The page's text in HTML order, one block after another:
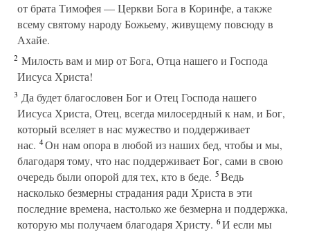
от брата Тимофея — Церкви Бога в Коринфе, а также
всему святому народу Божьему, живущему повсюду в
Ахайе.
2 Милость вам и мир от Бога, Отца нашего и Господа
Иисуса Христа!
3 Да будет благословен Бог и Отец Господа нашего
Иисуса Христа, Отец, всегда милосердный к нам, и Бог,
который вселяет в нас мужество и поддерживает
нас. 4Он нам опора в любой из наших бед, чтобы и мы,
благодаря тому, что нас поддерживает Бог, сами в свою
очередь были опорой для тех, кто в беде. 5Ведь
насколько безмерны страдания ради Христа в эти
последние времена, настолько же безмерна и поддержка,
которую мы получаем благодаря Христу. 6И если мы